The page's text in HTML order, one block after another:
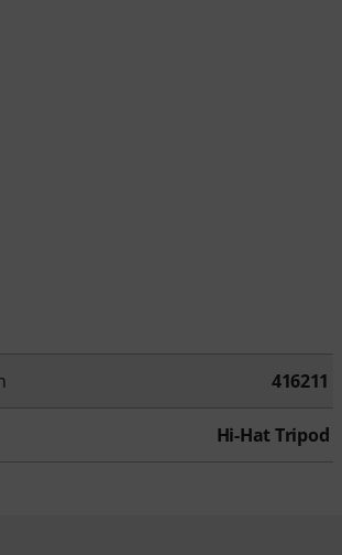
416211
Hi-Hat Tripod